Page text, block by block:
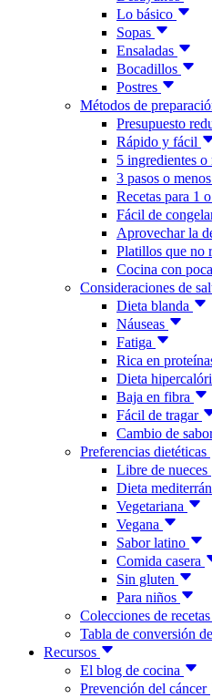
Lo básico
Sopas
Ensaladas
Bocadillos
Postres
Métodos de
Presupuesto
Rápido y fácil
5 ingredientes o
3 pasos o menos
Recetas para 1
Fácil de
Aprovechar la
Platillos que no
Cocina con
Consideraciones de
Dieta blanda
Náuseas
Fatiga
Rica en
Dieta
Baja en fibra
Fácil de tragar
Cambio de
Preferencias dietéticas
Libre de nueces
Dieta
Vegetariana
Vegana
Sabor latino
Comida casera
Sin gluten
Para niños
Colecciones de recetas
Tabla de conversión
Recursos
El blog de cocina
Prevención del cáncer